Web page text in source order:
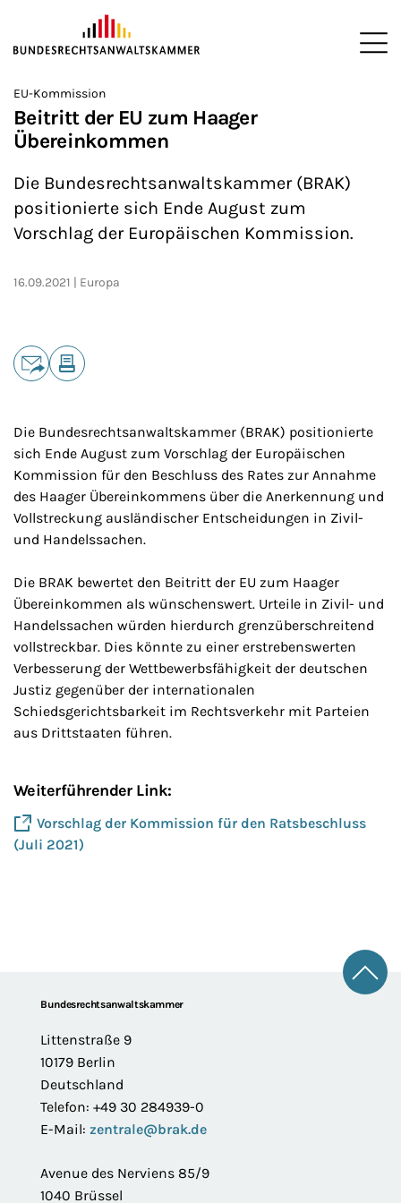
ZUM HAUPTINHALT SPRINGEN
Sie befinden sich hier:
>
Startseite
>
Newsroom
EU-Kommission
Beitritt der EU zum Haager
Übereinkommen
Die Bundesrechtsanwaltskammer (BRAK)
positionierte sich Ende August zum
Vorschlag der Europäischen Kommission.
16.09.2021 Europa
Teilen
Die Bundesrechtsanwaltskammer (BRAK) positionierte
sich Ende August zum Vorschlag der Europäischen
Kommission für den Beschluss des Rates zur Annahme
des Haager Übereinkommens über die Anerkennung und
Vollstreckung ausländischer Entscheidungen in Zivil-
und Handelssachen.
Die BRAK bewertet den Beitritt der EU zum Haager
Übereinkommen als wünschenswert. Urteile in Zivil- und
Handelssachen würden hierdurch grenzüberschreitend
vollstreckbar. Dies könnte zu einer erstrebenswerten
Verbesserung der Wettbewerbsfähigkeit der deutschen
Justiz gegenüber der internationalen
Schiedsgerichtsbarkeit im Rechtsverkehr mit Parteien
aus Drittstaaten führen.
Weiterführender Link:
Vorschlag der Kommission für den Ratsbeschluss
(Juli 2021)
FooterBundesrechtsanwaltskammer
Littenstraße 9
10179 Berlin
Deutschland
Telefon: +49 30 284939-0
E-Mail: zentrale@brak.de
Avenue des Nerviens 85/9
1040 Brüssel